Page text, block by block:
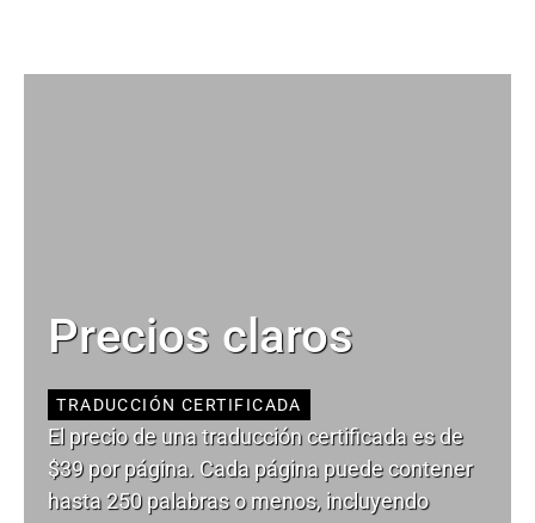
Precios claros
TRADUCCIÓN CERTIFICADA
El precio de una traducción certificada es de
$39 por página. Cada página puede contener
hasta 250 palabras o menos, incluyendo